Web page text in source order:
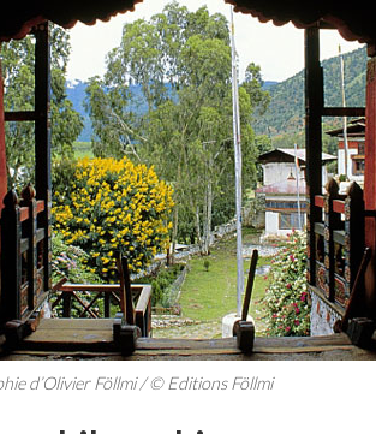
d’Olivier Föllmi / © Editions Föllmi